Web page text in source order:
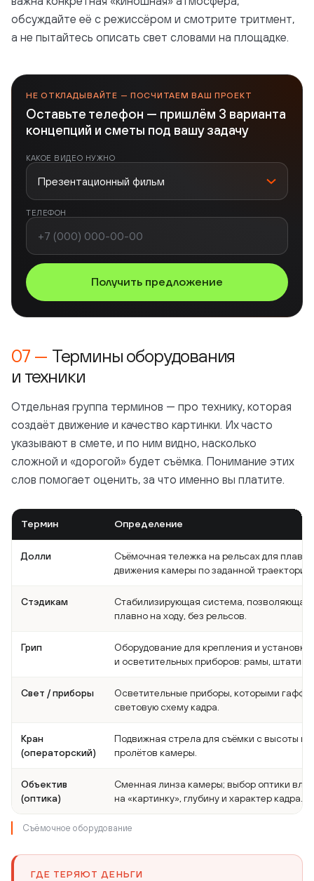
обсуждайте её с режиссёром и смотрите тритмент,
а не пытайтесь описать свет словами на площадке.
НЕ ОТКЛАДЫВАЙТЕ — ПОСЧИТАЕМ ВАШ ПРОЕКТ
Оставьте телефон — пришлём 3 варианта
концепций и сметы под вашу задачу
КАКОЕ ВИДЕО НУЖНО
ТЕЛЕФОН
Получить предложение
Термины оборудования
и техники
Отдельная группа терминов — про технику, которая
создаёт движение и качество картинки. Их часто
указывают в смете, и по ним видно, насколько
сложной и «дорогой» будет съёмка. Понимание этих
слов помогает оценить, за что именно вы платите.
Термин Определение
Долли
Съёмочная тележка на рельсах для
движения камеры по заданной траектории.
Стэдикам
Стабилизирующая система, позволяющая
плавно на ходу, без рельсов.
Грип
Оборудование для крепления и
и осветительных приборов: рамы,
Свет / приборы
Осветительные приборы, которыми
световую схему кадра.
Кран
(операторский)
Подвижная стрела для съёмки с высоты и
пролётов камеры.
Объектив
(оптика)
Сменная линза камеры; выбор оптики
на «картинку», глубину и характер кадра.
Съёмочное оборудование
ГДЕ ТЕРЯЮТ ДЕНЬГИ